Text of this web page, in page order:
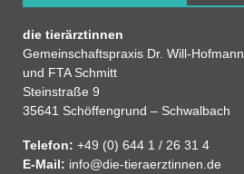
die tierärztinnen
Gemeinschaftspraxis Dr. Will-Hofmann
und FTA Schmitt
Steinstraße 9
35641 Schöffengrund – Schwalbach
Telefon: +49 (0) 644 1 / 26 31 4
E-Mail: info@die-tieraerztinnen.de